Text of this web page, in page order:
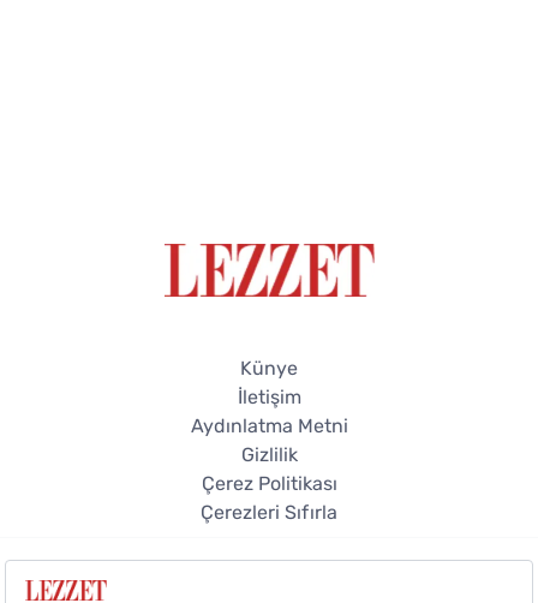
Künye
İletişim
Aydınlatma Metni
Gizlilik
Çerez Politikası
Çerezleri Sıfırla